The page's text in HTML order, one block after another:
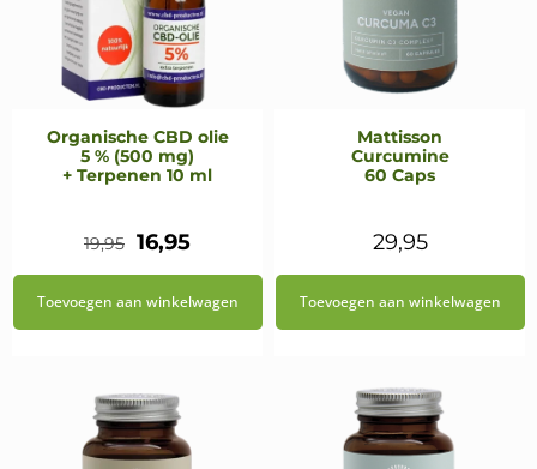
Organische CBD olie
5 % (500 mg)
+ Terpenen 10 ml
19,95 Oorspronkelijke
prijs
16,95Huidige
prijs
Toevoegen aan winkelwagen
Mattisson
Curcumine
60 Caps
29,95
Toevoegen aan winkelwagen